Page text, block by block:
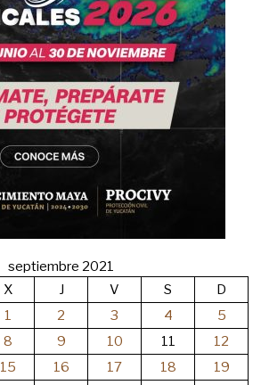
septiembre 2021
X J V S
D
1
2 3 4
5
8 9 10 11
12
15 16 17 18 19